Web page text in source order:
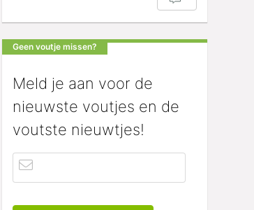
Geen voutje missen?
Meld je aan voor de
nieuwste voutjes en de
voutste nieuwtjes!